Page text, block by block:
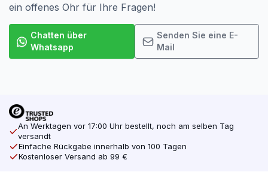
ein offenes Ohr für Ihre Fragen!
Chatten über
Whatsapp
Senden Sie eine E-
Mail
An Werktagen vor 17:00 Uhr bestellt, noch am selben Tag
versandt
Einfache Rückgabe innerhalb von 100 Tagen
Kostenloser Versand ab 99 €